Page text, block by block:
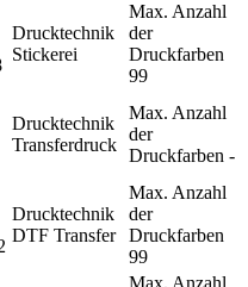
Drucktechnik
Stickerei
Max. Anzahl
der
Druckfarben
99
Drucktechnik
Transferdruck
Max. Anzahl
der
Druckfarben -
Drucktechnik
DTF Transfer
Max. Anzahl
der
Druckfarben
99